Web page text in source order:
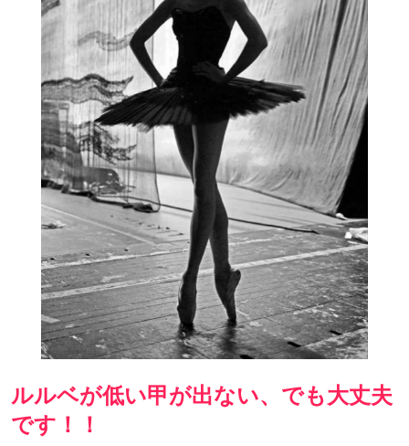
ルルベが低い甲が出ない、でも大丈夫
です！！